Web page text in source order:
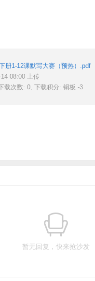
册1-12课默写大赛（预热）.pdf
08:00 上传
载次数: 0, 下载积分: 铜板 -3
暂无回复，快来抢沙发